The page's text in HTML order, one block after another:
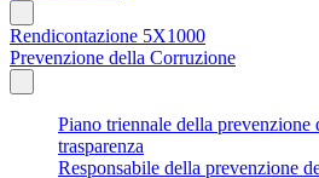
Rendicontazione 5X1000
Prevenzione della Corruzione
Piano triennale della prevenzione
trasparenza
Responsabile della prevenzione